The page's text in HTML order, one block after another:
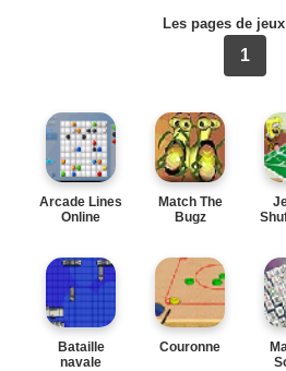
Les pages de
1
Arcade Lines
Online
Match The
Bugz
Bataille
navale
Couronne